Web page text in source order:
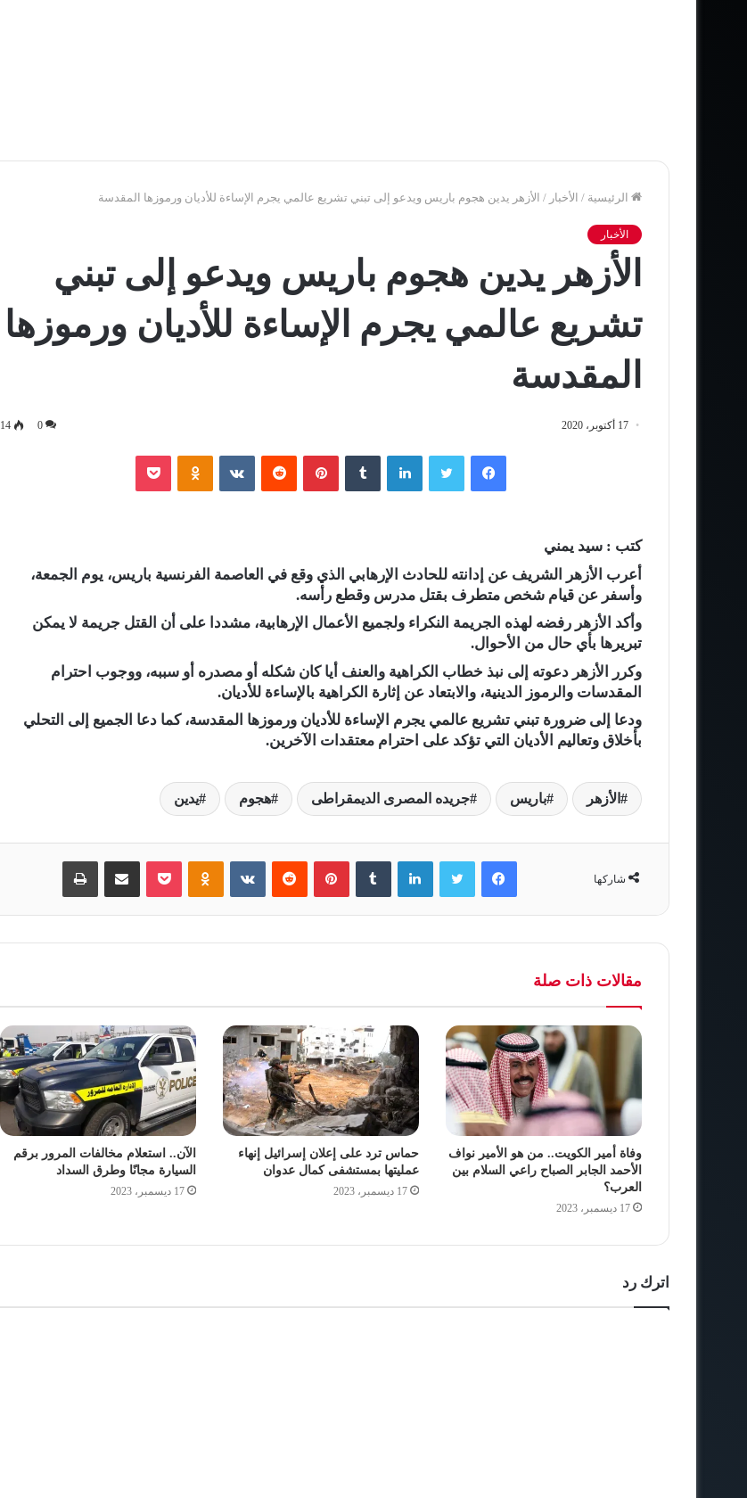
الرئيسية / الأخبار / الأزهر يدين هجوم باريس ويدعو إلى تبني تشريع عالمي يجرم الإساءة للأديان ورموزها المقدسة
الأخبار
الأزهر يدين هجوم باريس ويدعو إلى تبني
تشريع عالمي يجرم الإساءة للأديان ورموزها
المقدسة
17 أكتوبر، 2020 0
14
فيسبوك لينكدإن بينتيريست
كتب : سيد يمني
أعرب الأزهر الشريف عن إدانته للحادث الإرهابي الذي وقع في العاصمة الفرنسية باريس، يوم الجمعة،
وأسفر عن قيام شخص متطرف بقتل مدرس وقطع رأسه.
وأكد الأزهر رفضه لهذه الجريمة النكراء ولجميع الأعمال الإرهابية، مشددا على أن القتل جريمة لا يمكن
تبريرها بأي حال من الأحوال.
وكرر الأزهر دعوته إلى نبذ خطاب الكراهية والعنف أيا كان شكله أو مصدره أو سببه، ووجوب احترام
المقدسات والرموز الدينية، والابتعاد عن إثارة الكراهية بالإساءة للأديان.
ودعا إلى ضرورة تبني تشريع عالمي يجرم الإساءة للأديان ورموزها المقدسة، كما دعا الجميع إلى التحلي
بأخلاق وتعاليم الأديان التي تؤكد على احترام معتقدات الآخرين.
الأزهر باريس جريده المصرى الديمقراطى هجوم يدين
شاركها
فيسبوك تويتر لينكدإن بينتيريست بوكيت مشاركة عبر البريد
مقالات ذات صلة
وفاة أمير الكويت.. من هو الأمير نواف
الأحمد الجابر الصباح راعي السلام بين
العرب؟
17 ديسمبر، 2023
حماس ترد على إعلان إسرائيل إنهاء
عمليتها بمستشفى كمال عدوان
17 ديسمبر، 2023
الآن.. استعلام مخالفات المرور برقم
السيارة مجانًا وطرق السداد
17 ديسمبر، 2023
اترك رد